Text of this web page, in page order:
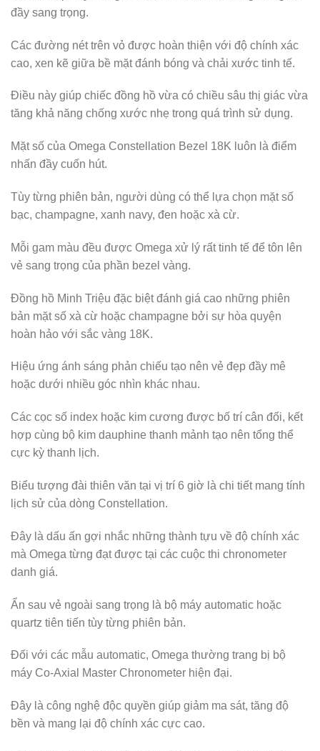
đầy sang trọng.
Các đường nét trên vỏ được hoàn thiện với độ chính xác
cao, xen kẽ giữa bề mặt đánh bóng và chải xước tinh tế.
Điều này giúp chiếc đồng hồ vừa có chiều sâu thị giác vừa
tăng khả năng chống xước nhẹ trong quá trình sử dụng.
Mặt số của Omega Constellation Bezel 18K luôn là điểm
nhấn đầy cuốn hút.
Tùy từng phiên bản, người dùng có thể lựa chọn mặt số
bạc, champagne, xanh navy, đen hoặc xà cừ.
Mỗi gam màu đều được Omega xử lý rất tinh tế để tôn lên
vẻ sang trọng của phần bezel vàng.
Đồng hồ Minh Triệu đặc biệt đánh giá cao những phiên
bản mặt số xà cừ hoặc champagne bởi sự hòa quyện
hoàn hảo với sắc vàng 18K.
Hiệu ứng ánh sáng phản chiếu tạo nên vẻ đẹp đầy mê
hoặc dưới nhiều góc nhìn khác nhau.
Các cọc số index hoặc kim cương được bố trí cân đối, kết
hợp cùng bộ kim dauphine thanh mảnh tạo nên tổng thể
cực kỳ thanh lịch.
Biểu tượng đài thiên văn tại vị trí 6 giờ là chi tiết mang tính
lịch sử của dòng Constellation.
Đây là dấu ấn gợi nhắc những thành tựu về độ chính xác
mà Omega từng đạt được tại các cuộc thi chronometer
danh giá.
Ẩn sau vẻ ngoài sang trọng là bộ máy automatic hoặc
quartz tiên tiến tùy từng phiên bản.
Đối với các mẫu automatic, Omega thường trang bị bộ
máy Co-Axial Master Chronometer hiện đại.
Đây là công nghệ độc quyền giúp giảm ma sát, tăng độ
bền và mang lại độ chính xác cực cao.